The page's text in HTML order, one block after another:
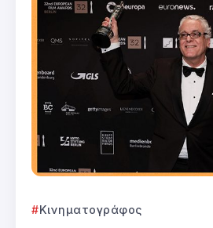
Κινηματογράφος